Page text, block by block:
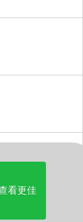
看更佳